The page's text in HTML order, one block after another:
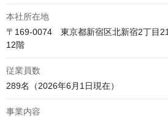
本社所在地
〒169-0074　東京都新宿区北新宿2丁目
12階
従業員数
289名（2026年6月1日現在）
事業内容